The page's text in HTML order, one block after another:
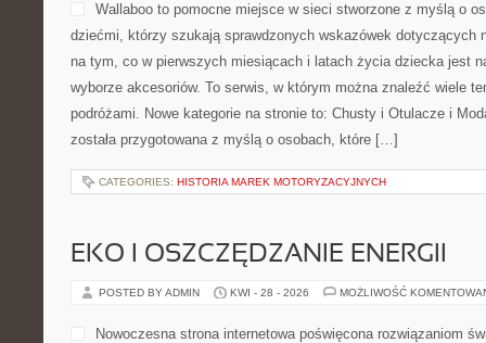
Wallaboo to pomocne miejsce w sieci stworzone z myślą o
dziećmi, którzy szukają sprawdzonych wskazówek dotyczących
na tym, co w pierwszych miesiącach i latach życia dziecka jest
wyborze akcesoriów. To serwis, w którym można znaleźć wiele
podróżami. Nowe kategorie na stronie to: Chusty i Otulacze i
została przygotowana z myślą o osobach, które […]
CATEGORIES: HISTORIA MAREK MOTORYZACYJNYCH
EKO I OSZCZĘDZANIE ENERGII
POSTED BY ADMIN KWI - 28 - 2026 MOŻLIWOŚĆ
Nowoczesna strona internetowa poświęcona rozwiązaniom